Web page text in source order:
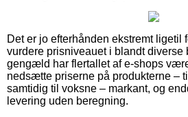
Det er jo efterhånden ekstremt ligetil
vurdere prisniveauet i blandt diverse
gengæld har flertallet af e-shops
nedsætte priserne på produkterne –
samtidig til voksne – markant, og
levering uden beregning.